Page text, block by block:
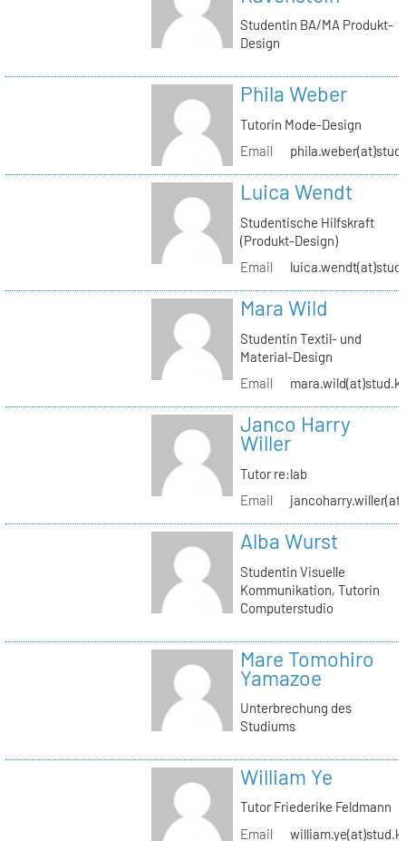
Studentin BA/MA Produkt-
Design
Phila Weber
Tutorin Mode-Design
Email
Luica Wendt
Studentische Hilfskraft
(Produkt-Design)
Email
Mara Wild
Studentin Textil- und
Material-Design
Email
Janco Harry
Willer
Tutor re:lab
Email
Alba Wurst
Studentin Visuelle
Kommunikation, Tutorin
Computerstudio
Mare Tomohiro
Yamazoe
Unterbrechung des
Studiums
William Ye
Tutor Friederike Feldmann
Email